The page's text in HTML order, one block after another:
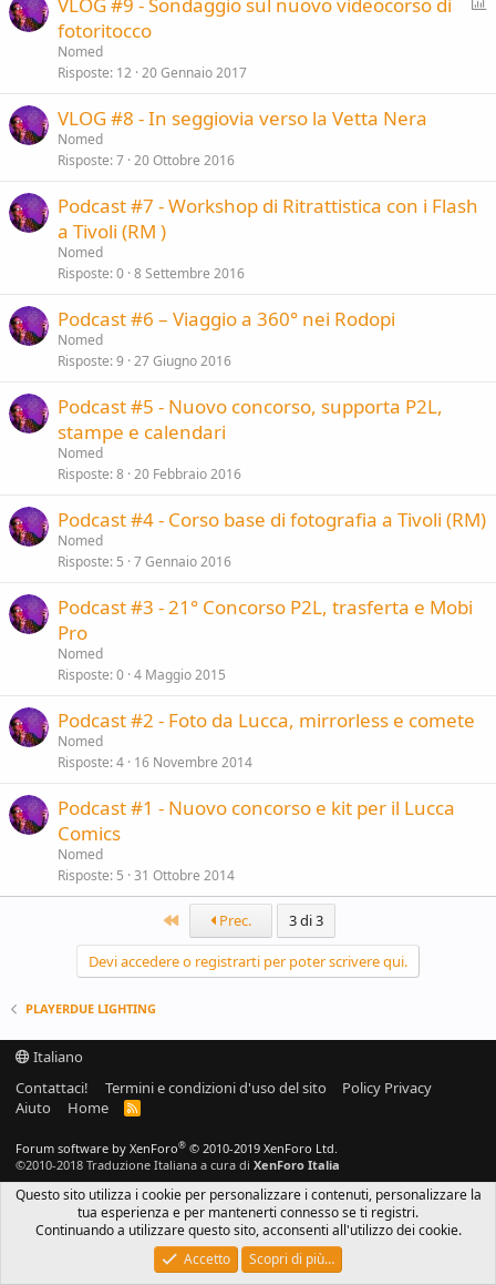
fotoritocco
Nomed
Risposte 12 20 Gennaio 2017
VLOG #8 - In seggiovia verso la Vetta Nera
Nomed
Risposte 7 20 Ottobre 2016
Podcast #7 - Workshop di Ritrattistica con i Flash
a Tivoli (RM )
Nomed
Risposte 0 8 Settembre 2016
Podcast #6 – Viaggio a 360° nei Rodopi
Nomed
Risposte 9 27 Giugno 2016
Podcast #5 - Nuovo concorso, supporta P2L,
stampe e calendari
Nomed
Risposte 8 20 Febbraio 2016
Podcast #4 - Corso base di fotografia a Tivoli (RM)
Nomed
Risposte 5 7 Gennaio 2016
Podcast #3 - 21° Concorso P2L, trasferta e Mobi
Pro
Nomed
Risposte 0 4 Maggio 2015
Podcast #2 - Foto da Lucca, mirrorless e comete
Nomed
Risposte 4 16 Novembre 2014
Podcast #1 - Nuovo concorso e kit per il Lucca
Comics
Nomed
Risposte 5 31 Ottobre 2014
PrimoPrec. 3 di 3
Devi accedere o registrarti per poter scrivere qui.
PLAYERDUE LIGHTING
Italiano
Contattaci!
Termini e condizioni d'uso del sito
Policy Privacy
Aiuto
Home
R
Forum software by XenForo® © 2010-2019 XenForo Ltd.
©2010-2018 Traduzione Italiana a cura di XenForo Italia
Questo sito utilizza i cookie per personalizzare i contenuti, personalizzare la
tua esperienza e per mantenerti connesso se ti registri.
Continuando a utilizzare questo sito, acconsenti all'utilizzo dei cookie.
Accetto
Scopri di più…